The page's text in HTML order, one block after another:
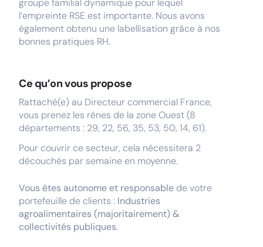
groupe familial dynamique pour lequel
l’empreinte RSE est importante. Nous avons
également obtenu une labellisation grâce à nos
bonnes pratiques RH.
Ce qu’on vous propose
Rattaché(e) au Directeur commercial France,
vous prenez les rênes de la zone Ouest (8
départements : 29, 22, 56, 35, 53, 50, 14, 61).
Pour couvrir ce secteur, cela nécessitera 2
découchés par semaine en moyenne.
Vous êtes autonome et responsable de votre
portefeuille de clients : Industries
agroalimentaires (majoritairement) &
collectivités publiques.